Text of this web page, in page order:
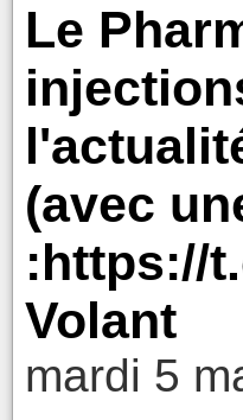
Le
(avec
:https://
Volant
mardi 5